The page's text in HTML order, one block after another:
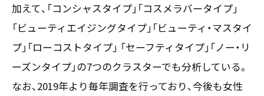
TPCマーケティングリサーチ株式会社
大阪市西区新町2-4-2 なにわ筋SIAビル［Map］
加えて、「コンシャスタイプ」「コスメラバータイプ」
「ビューティエイジングタイプ」「ビューティ・マスタイ
プ」「ローコストタイプ」 「セーフティタイプ」「ノー・リ
ーズンタイプ」の7つのクラスターでも分析している。
なお、2019年より毎年調査を行っており、今後も女性